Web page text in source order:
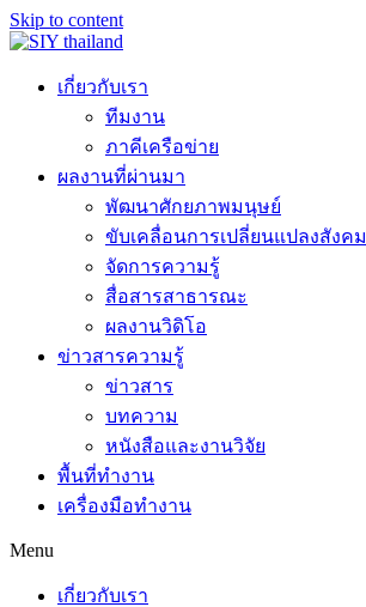
Skip to content
เกี่ยวกับเรา
ทีมงาน
ภาคีเครือข่าย
ผลงานที่ผ่านมา
พัฒนาศักยภาพมนุษย์
ขับเคลื่อนการเปลี่ยนแปลงสังคม
จัดการความรู้
สื่อสารสาธารณะ
ผลงานวิดิโอ
ข่าวสารความรู้
ข่าวสาร
บทความ
หนังสือและงานวิจัย
พื้นที่ทำงาน
เครื่องมือทำงาน
Menu
เกี่ยวกับเรา